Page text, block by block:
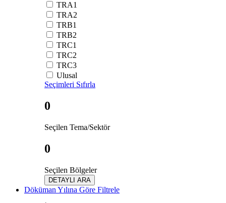
TRA1
TRA2
TRB1
TRB2
TRC1
TRC2
TRC3
Ulusal
Seçimleri Sıfırla
0
Seçilen Tema/Sektör
0
Seçilen Bölgeler
DETAYLI ARA
Döküman Yılına Göre Filtrele